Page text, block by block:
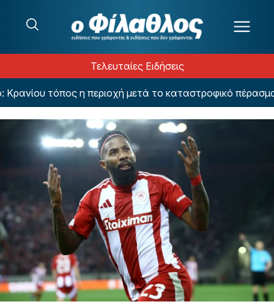
Τελευταίες Ειδήσεις
τόπος η περιοχή μετά το καταστροφικό πέρασμα